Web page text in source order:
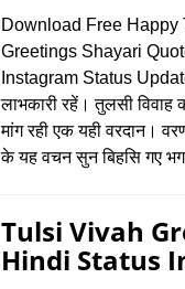
Download Free
Greetings Shayari
Instagram Status
लाभकारी रहें। तुलसी विवाह
मांग रही एक यही वरदान।
के यह वचन सुन बिहसि गए
Tulsi Vivah
Hindi Status